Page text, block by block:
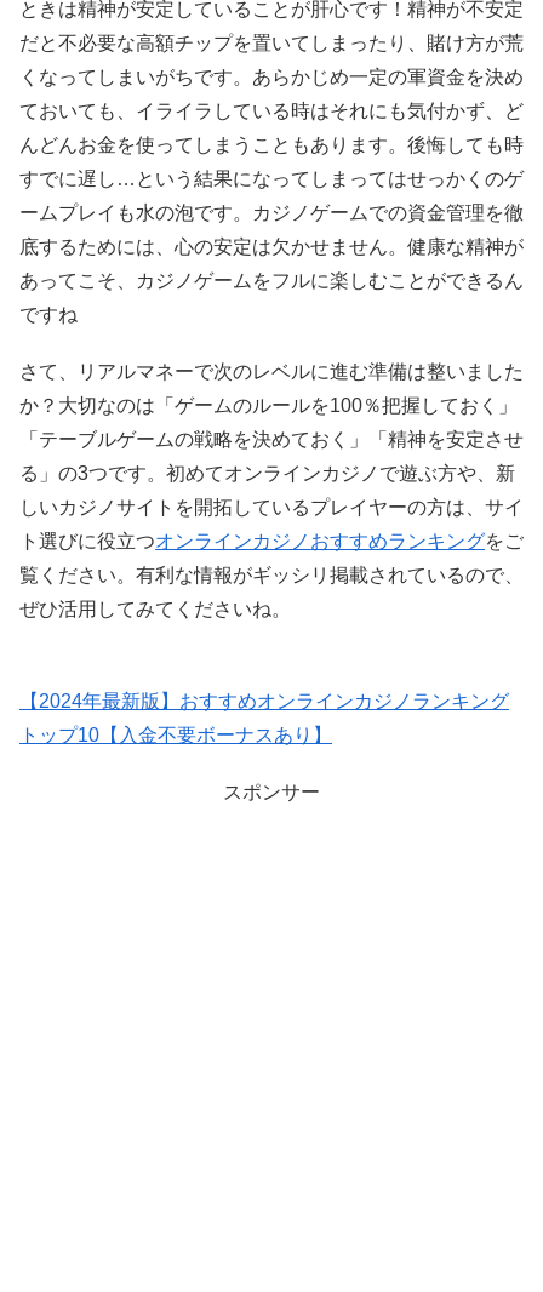
ときは精神が安定していることが肝心です！精神が不安定
だと不必要な高額チップを置いてしまったり、賭け方が荒
くなってしまいがちです。あらかじめ一定の軍資金を決め
ておいても、イライラしている時はそれにも気付かず、ど
んどんお金を使ってしまうこともあります。後悔しても時
すでに遅し…という結果になってしまってはせっかくのゲ
ームプレイも水の泡です。カジノゲームでの資金管理を徹
底するためには、心の安定は欠かせません。健康な精神が
あってこそ、カジノゲームをフルに楽しむことができるん
ですね
さて、リアルマネーで次のレベルに進む準備は整いました
か？大切なのは「ゲームのルールを100％把握しておく」
「テーブルゲームの戦略を決めておく」「精神を安定させ
る」の3つです。初めてオンラインカジノで遊ぶ方や、新
しいカジノサイトを開拓しているプレイヤーの方は、サイ
ト選びに役立つオンラインカジノおすすめランキングをご
覧ください。有利な情報がギッシリ掲載されているので、
ぜひ活用してみてくださいね。
【2024年最新版】おすすめオンラインカジノランキング
トップ10【入金不要ボーナスあり】
スポンサー